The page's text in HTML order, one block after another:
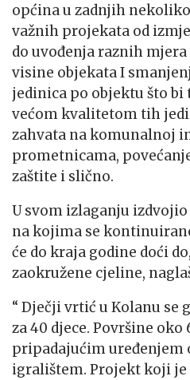
općina u zadnjih
važnih projekata od
do uvođenja raznih
visine objekata I
jedinica po objektu što
većom kvalitetom tih
zahvata na komunalnoj
prometnicama,
zaštite i slično.
U svom izlaganju
na kojima se
će do kraja godine doći
zaokružene cjeline,
“ Dječji vrtić u Kolanu se
za 40 djece. Površine oko
pripadajućim uređenjem
igralištem. Projekt koji je